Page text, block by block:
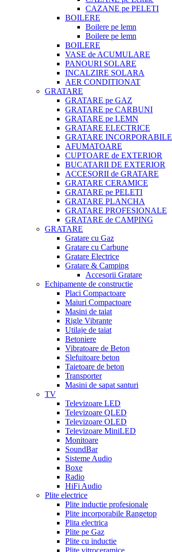
CAZANE pe PELETI
BOILERE
Boilere pe lemn
Boilere pe lemn
BOILERE
VASE de ACUMULARE
PANOURI SOLARE
INCALZIRE SOLARA
AER CONDITIONAT
GRATARE
GRATARE pe GAZ
GRATARE pe CARBUNI
GRATARE pe LEMN
GRATARE ELECTRICE
GRATARE INCORPORABILE
AFUMATOARE
CUPTOARE de EXTERIOR
BUCATARII DE EXTERIOR
ACCESORII de GRATARE
GRATARE CERAMICE
GRATARE pe PELETI
GRATARE PLANCHA
GRATARE PROFESIONALE
GRATARE de CAMPING
GRATARE
Gratare cu Gaz
Gratare cu Carbune
Gratare Electrice
Gratare & Camping
Accesorii Gratare
Echipamente de constructie
Placi Compactoare
Maiuri Compactoare
Masini de taiat
Rigle Vibrante
Utilaje de taiat
Betoniere
Vibratoare de Beton
Slefuitoare beton
Taietoare de beton
Transporter
Masini de sapat santuri
TV
Televizoare LED
Televizoare QLED
Televizoare OLED
Televizoare MiniLED
Monitoare
SoundBar
Sisteme Audio
Boxe
Radio
HiFi Audio
Plite electrice
Plite inductie profesionale
Plite incorporabile Rangetop
Plita electrica
Plite pe Gaz
Plite cu inductie
Plite vitroceramice